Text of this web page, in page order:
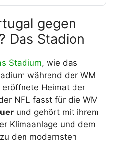
gegen
Das Stadion
Stadium, wie das
während der WM
Heimat der
NFL fasst für die WM
und gehört mit ihrem
Klimaanlage und dem
den modernsten